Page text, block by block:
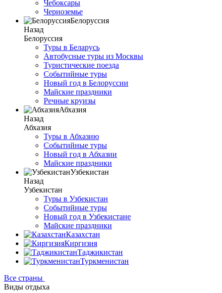
Чебоксары
Черноземье
Белоруссия
Назад
Белоруссия
Туры в Беларусь
Автобусные туры из Москвы
Туристические поезда
Событийные туры
Новый год в Белоруссии
Майские праздники
Речные круизы
Абхазия
Назад
Абхазия
Туры в Абхазию
Событийные туры
Новый год в Абхазии
Майские праздники
Узбекистан
Назад
Узбекистан
Туры в Узбекистан
Событийные туры
Новый год в Узбекистане
Майские праздники
Казахстан
Киргизия
Таджикистан
Туркменистан
Все страны
Виды отдыха